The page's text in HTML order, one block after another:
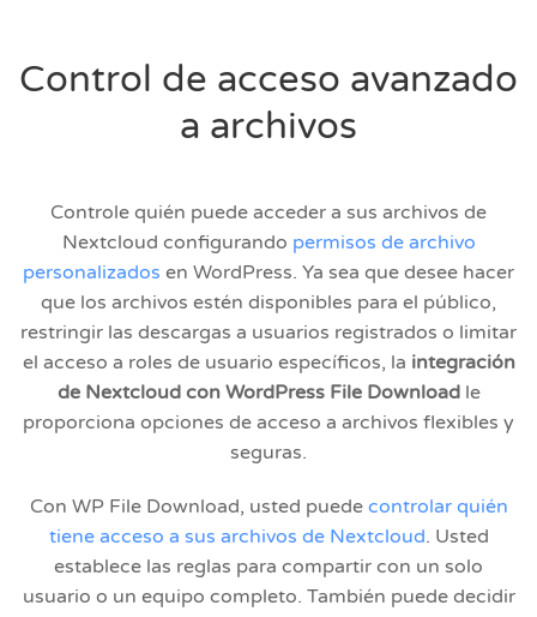
Control de acceso avanzado
a archivos
Controle quién puede acceder a sus archivos de
Nextcloud configurando permisos de archivo
personalizados en WordPress. Ya sea que desee hacer
que los archivos estén disponibles para el público,
restringir las descargas a usuarios registrados o limitar
el acceso a roles de usuario específicos, la integración
de Nextcloud con WordPress File Downloadle
proporciona opciones de acceso a archivos flexibles y
seguras.
Con WP File Download, usted puede controlar quién
tiene acceso a sus archivos de Nextcloud. Usted
establece las reglas para compartir con un solo
usuario o un equipo completo. También puede decidir